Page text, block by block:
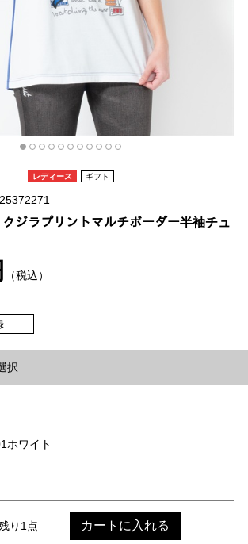
レディース ギフト
クジラプリントマルチボーダー半袖チュ
（税込）
択
ホワイト
り1点 カートに入れる